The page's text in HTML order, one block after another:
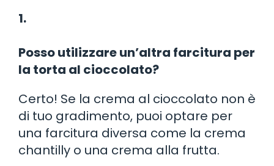
1.
Posso utilizzare un’altra farcitura per
la torta al cioccolato?
Certo! Se la crema al cioccolato non è
di tuo gradimento, puoi optare per
una farcitura diversa come la crema
chantilly o una crema alla frutta.